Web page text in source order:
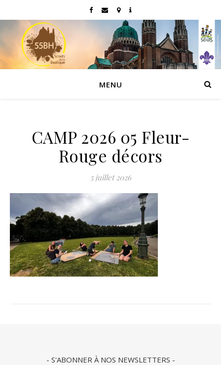
MENU
CAMP 2026 05 Fleur-
Rouge décors
5 juillet 2026
- S'ABONNER À NOS NEWSLETTERS -